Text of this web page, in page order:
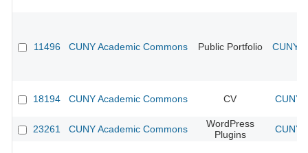
11496 CUNY Academic Commons Public Portfolio CUNY
18194 CUNY Academic Commons CV CUNY
23261 CUNY Academic Commons
WordPress
Plugins
CUNY